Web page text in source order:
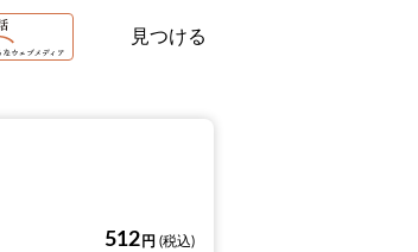
見つける
512 円 (税込)